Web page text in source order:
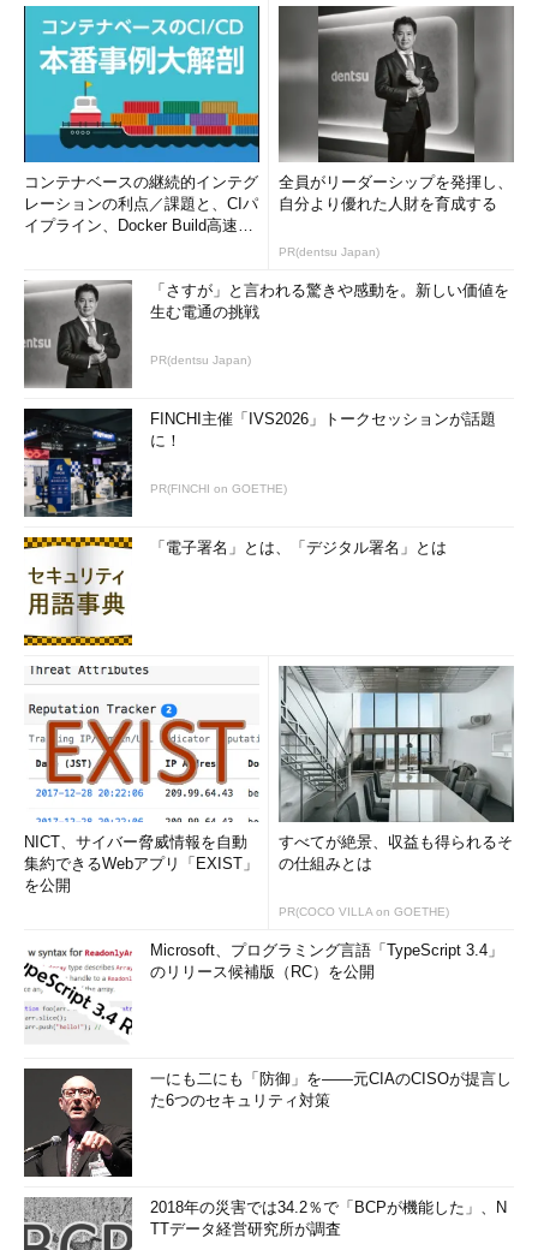
コンテナベースの継続的インテグ
レーションの利点／課題と、CIパ
イプライン、Docker Build高速化
全員がリーダーシップを発揮し、
自分より優れた人財を育成する
PR(dentsu Japan)
「さすが」と言われる驚きや感動を。新しい価値を
生む電通の挑戦
PR(dentsu Japan)
FINCHI主催「IVS2026」トークセッションが話題
に！
PR(FINCHI on GOETHE)
「電子署名」とは、「デジタル署名」とは
NICT、サイバー脅威情報を自動
集約できるWebアプリ「EXIST」
を公開
すべてが絶景、収益も得られるそ
の仕組みとは
PR(COCO VILLA on GOETHE)
Microsoft、プログラミング言語「TypeScript 3.4」
のリリース候補版（RC）を公開
一にも二にも「防御」を――元CIAのCISOが提言し
た6つのセキュリティ対策
2018年の災害では34.2％で「BCPが機能した」、N
TTデータ経営研究所が調査